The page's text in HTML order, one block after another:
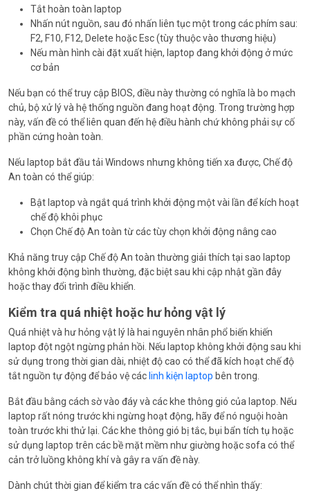
Tắt hoàn toàn laptop
Nhấn nút nguồn, sau đó nhấn liên tục một trong các phím sau:
F2, F10, F12, Delete hoặc Esc (tùy thuộc vào thương hiệu)
Nếu màn hình cài đặt xuất hiện, laptop đang khởi động ở mức
cơ bản
Nếu bạn có thể truy cập BIOS, điều này thường có nghĩa là bo mạch
chủ, bộ xử lý và hệ thống nguồn đang hoạt động. Trong trường hợp
này, vấn đề có thể liên quan đến hệ điều hành chứ không phải sự cố
phần cứng hoàn toàn.
Nếu laptop bắt đầu tải Windows nhưng không tiến xa được, Chế độ
An toàn có thể giúp:
Bật laptop và ngắt quá trình khởi động một vài lần để kích hoạt
chế độ khôi phục
Chọn Chế độ An toàn từ các tùy chọn khởi động nâng cao
Khả năng truy cập Chế độ An toàn thường giải thích tại sao laptop
không khởi động bình thường, đặc biệt sau khi cập nhật gần đây
hoặc thay đổi trình điều khiển.
Kiểm tra quá nhiệt hoặc hư hỏng vật lý
Quá nhiệt và hư hỏng vật lý là hai nguyên nhân phổ biến khiến
laptop đột ngột ngừng phản hồi. Nếu laptop không khởi động sau khi
sử dụng trong thời gian dài, nhiệt độ cao có thể đã kích hoạt chế độ
tắt nguồn tự động để bảo vệ các linh kiện laptop bên trong.
Bắt đầu bằng cách sờ vào đáy và các khe thông gió của laptop. Nếu
laptop rất nóng trước khi ngừng hoạt động, hãy để nó nguội hoàn
toàn trước khi thử lại. Các khe thông gió bị tắc, bụi bẩn tích tụ hoặc
sử dụng laptop trên các bề mặt mềm như giường hoặc sofa có thể
cản trở luồng không khí và gây ra vấn đề này.
Dành chút thời gian để kiểm tra các vấn đề có thể nhìn thấy: